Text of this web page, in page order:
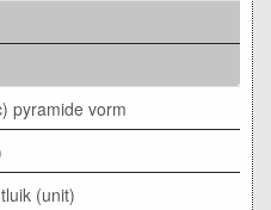
pyramide vorm
(unit)